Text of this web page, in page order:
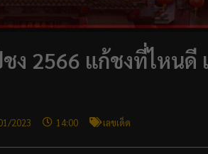
ง 2566 แก้ชงที่ไหนดี
2023 14:00 เลขเด็ด